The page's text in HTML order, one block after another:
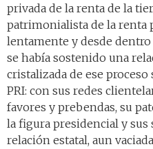
privada de la renta de la
patrimonialista de la renta
lentamente y desde
se había sostenido una
cristalizada de ese
PRI: con sus redes
favores y prebendas, su
la figura presidencial y sus
relación estatal, aun